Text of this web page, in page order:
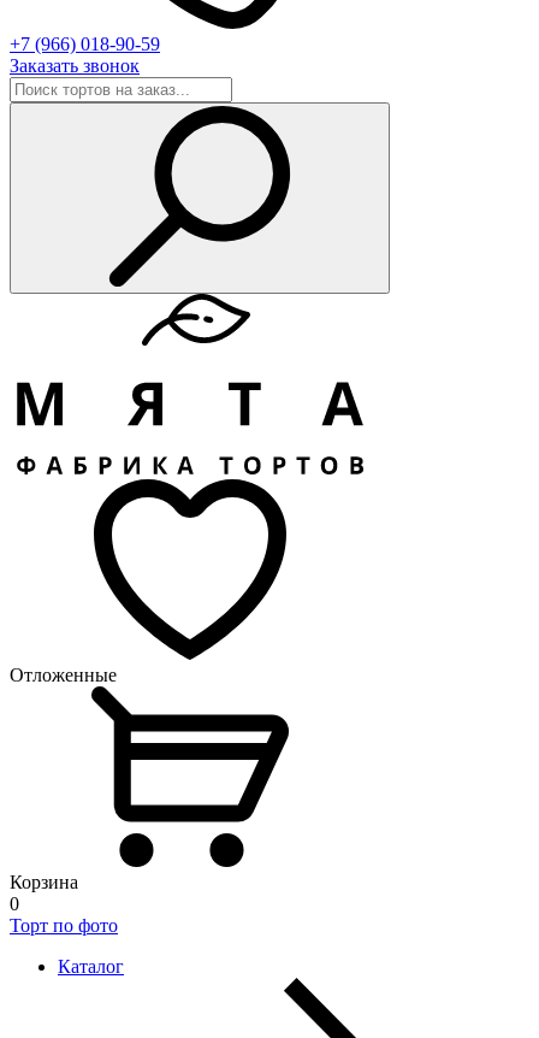
+7 (966) 018-90-59
Заказать звонок
Отложенные
Корзина
0
Торт по фото
Каталог